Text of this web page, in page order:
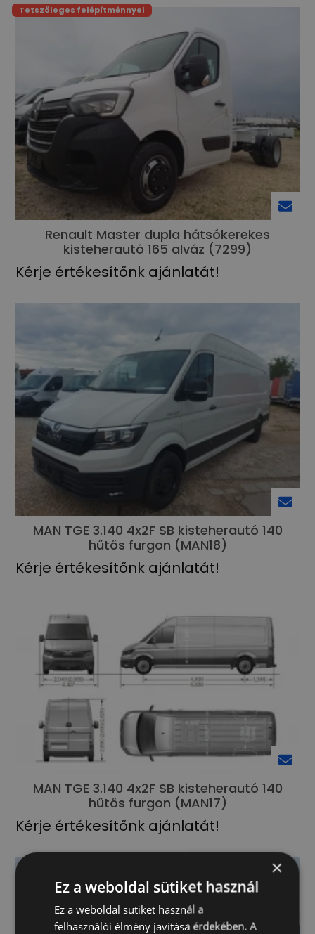
Renault Master dupla hátsókerekes
kisteherautó 165 alváz (7299)
Kérje értékesítőnk ajánlatát!
Tetszőleges felépítménnyel
MAN TGE 3.140 4x2F SB kisteherautó 140
hűtős furgon (MAN18)
Kérje értékesítőnk ajánlatát!
MAN TGE 3.140 4x2F SB kisteherautó 140
hűtős furgon (MAN17)
Kérje értékesítőnk ajánlatát!
×
Ez a weboldal sütiket használ
Ez a weboldal sütiket használ a
felhasználói élmény javítása érdekében. A